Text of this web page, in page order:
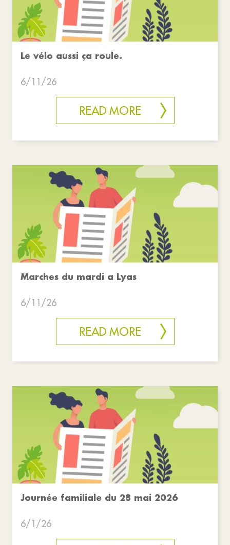
Le vélo aussi ça roule.
6/11/26
READ MORE
Marches du mardi a Lyas
6/11/26
READ MORE
Journée familiale du 28 mai 2026
6/1/26